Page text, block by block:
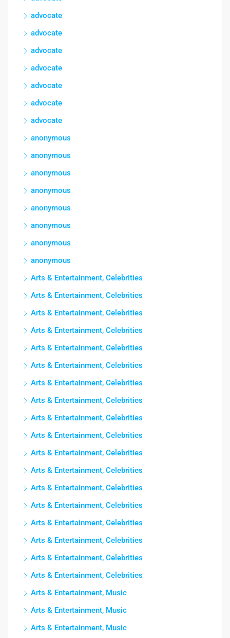
advocate
advocate
advocate
advocate
advocate
advocate
advocate
anonymous
anonymous
anonymous
anonymous
anonymous
anonymous
anonymous
anonymous
Arts & Entertainment, Celebrities
Arts & Entertainment, Celebrities
Arts & Entertainment, Celebrities
Arts & Entertainment, Celebrities
Arts & Entertainment, Celebrities
Arts & Entertainment, Celebrities
Arts & Entertainment, Celebrities
Arts & Entertainment, Celebrities
Arts & Entertainment, Celebrities
Arts & Entertainment, Celebrities
Arts & Entertainment, Celebrities
Arts & Entertainment, Celebrities
Arts & Entertainment, Celebrities
Arts & Entertainment, Celebrities
Arts & Entertainment, Celebrities
Arts & Entertainment, Celebrities
Arts & Entertainment, Celebrities
Arts & Entertainment, Celebrities
Arts & Entertainment, Music
Arts & Entertainment, Music
Arts & Entertainment, Music